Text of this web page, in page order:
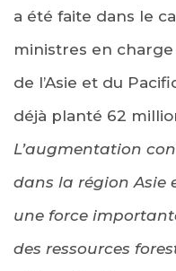
a été faite dans le
ministres en
de l’Asie et du
déjà planté 62
L’augmentation
dans la région Asie
une force
des ressources